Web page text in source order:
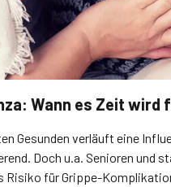
Wann es Zeit wird
Gesunden verläuft eine
Doch u.a. Senioren und
Risiko für Grippe-